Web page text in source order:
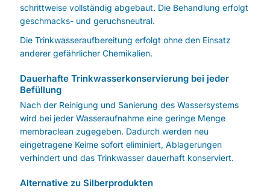
schrittweise vollständig abgebaut. Die Behandlung erfolgt
geschmacks- und geruchsneutral.
Die Trinkwasseraufbereitung erfolgt ohne den Einsatz
anderer gefährlicher Chemikalien.
Dauerhafte Trinkwasserkonservierung bei jeder
Befüllung
Nach der Reinigung und Sanierung des Wassersystems
wird bei jeder Wasseraufnahme eine geringe Menge
membraclean zugegeben. Dadurch werden neu
eingetragene Keime sofort eliminiert, Ablagerungen
verhindert und das Trinkwasser dauerhaft konserviert.
Alternative zu Silberprodukten